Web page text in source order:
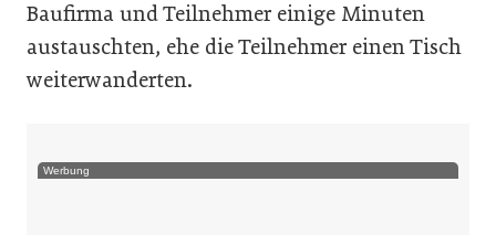
Baufirma und Teilnehmer einige Minuten
austauschten, ehe die Teilnehmer einen Tisch
weiterwanderten.
Werbung